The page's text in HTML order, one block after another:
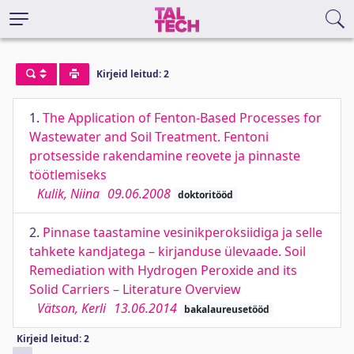
Kirjeid leitud: 2
1. The Application of Fenton-Based Processes for
Wastewater and Soil Treatment. Fentoni
protsesside rakendamine reovete ja pinnaste
töötlemiseks
Kulik, Niina 09.06.2008 doktoritööd
2. Pinnase taastamine vesinikperoksiidiga ja selle
tahkete kandjatega – kirjanduse ülevaade. Soil
Remediation with Hydrogen Peroxide and its
Solid Carriers – Literature Overview
Vätson, Kerli 13.06.2014 bakalaureusetööd
Kirjeid leitud: 2